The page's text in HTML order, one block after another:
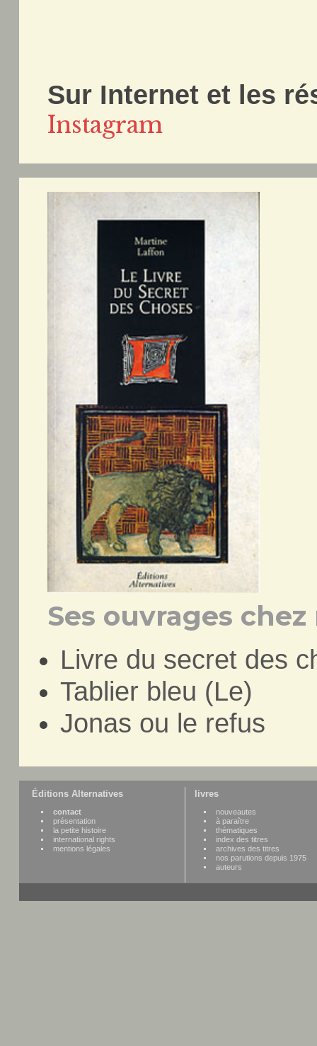
Sur Internet et les
Instagram
Ses ouvrages chez
Livre du secret des
Tablier bleu (Le)
Jonas ou le refus
Éditions Alternatives
contact
présentation
la petite histoire
international rights
mentions légales
livres
nouveautes
à paraître
thématiques
index des titres
archives des titres
nos parutions depuis 1975
auteurs